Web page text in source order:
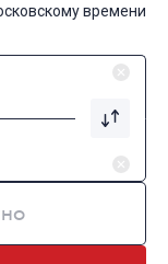
времени